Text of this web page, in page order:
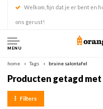
Welkom, fijn dat je er bent en
ons gerust!
MENU
home Tags bruine salontafel
Producten getagd
Filters